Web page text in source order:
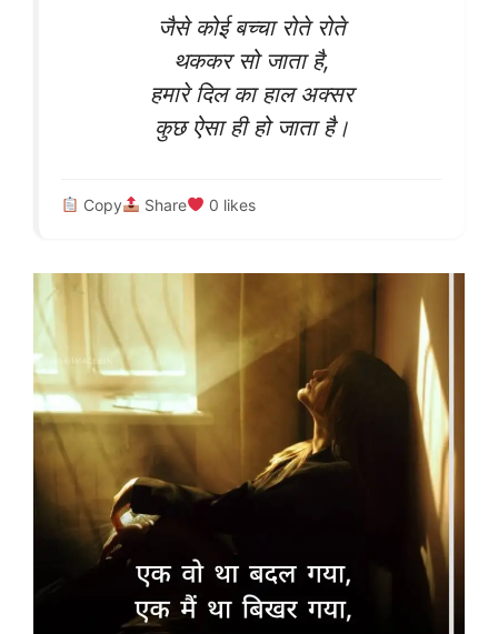
जैसे कोई बच्चा रोते रोते
थककर सो जाता है,
हमारे दिल का हाल अक्सर
कुछ ऐसा ही हो जाता है।
Copy Share 0 likes